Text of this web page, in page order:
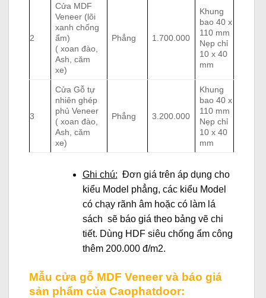
2
Cửa MDF
Veneer (lõi
xanh chống
ẩm)
( xoan đào,
Ash, căm
xe)
Phẳng 1.700.000
Khung
bao 40 x
110 mm
Nẹp chỉ
10 x 40
mm
3
Cửa Gỗ tự
nhiên ghép
phủ Veneer
( xoan đào,
Ash, căm
xe)
Phẳng 3.200.000
Khung
bao 40 x
110 mm
Nẹp chỉ
10 x 40
mm
Ghi chú: Đơn giá trên áp dụng cho
kiểu Model phẳng, các kiểu Model
có chạy rãnh âm hoặc có làm lá
sách sẽ báo giá theo bảng vẽ chi
tiết. Dùng HDF siêu chống ẩm công
thêm 200.000 đ/m2.
Mẫu cửa gỗ MDF Veneer và báo giá
sản phẩm của Caophatdoor: